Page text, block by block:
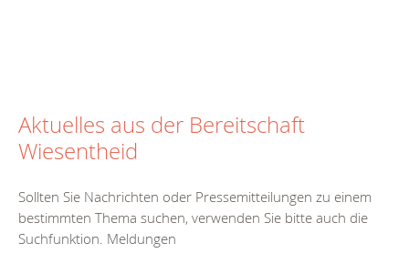
Aktuelles aus der Bereitschaft
Wiesentheid
Sollten Sie Nachrichten oder Pressemitteilungen zu einem
bestimmten Thema suchen, verwenden Sie bitte auch die
Suchfunktion. Meldungen